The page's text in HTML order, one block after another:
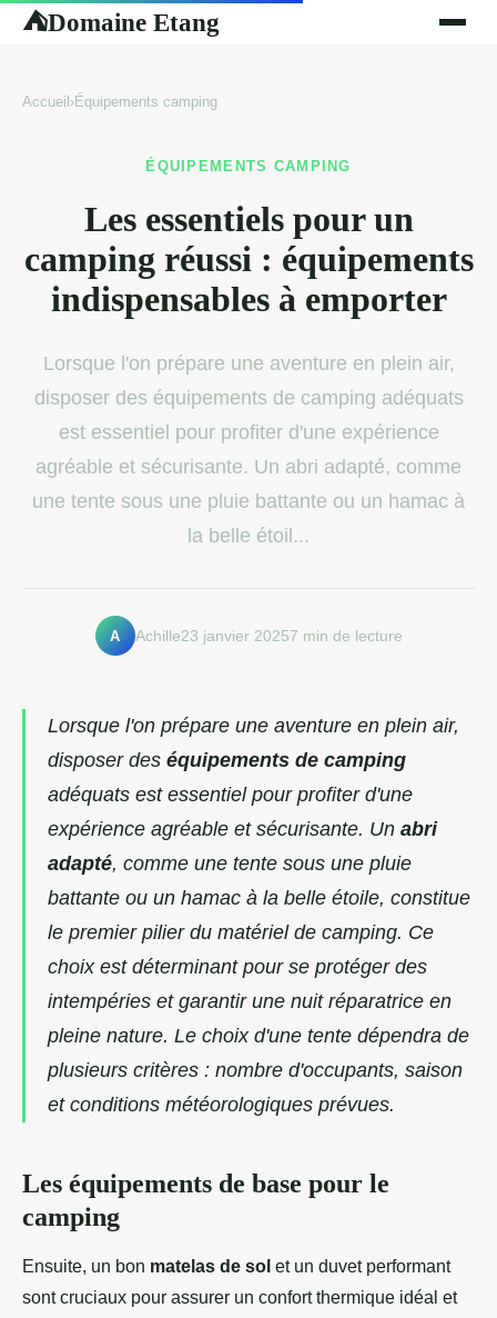
⛺Domaine Etang
Accueil ›Équipements camping
ÉQUIPEMENTS CAMPING
Les essentiels pour un
camping réussi : équipements
indispensables à emporter
Lorsque l'on prépare une aventure en plein air,
disposer des équipements de camping adéquats
est essentiel pour profiter d'une expérience
agréable et sécurisante. Un abri adapté, comme
une tente sous une pluie battante ou un hamac à
la belle étoil...
A Achille23 janvier 20257 min de lecture
Lorsque l'on prépare une aventure en plein air,
disposer des équipements de camping
adéquats est essentiel pour profiter d'une
expérience agréable et sécurisante. Un abri
adapté, comme une tente sous une pluie
battante ou un hamac à la belle étoile, constitue
le premier pilier du matériel de camping. Ce
choix est déterminant pour se protéger des
intempéries et garantir une nuit réparatrice en
pleine nature. Le choix d'une tente dépendra de
plusieurs critères : nombre d'occupants, saison
et conditions météorologiques prévues.
Les équipements de base pour le
camping
Ensuite, un bon matelas de sol et un duvet performant
sont cruciaux pour assurer un confort thermique idéal et